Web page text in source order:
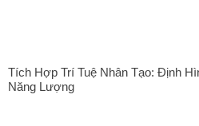
Tích Hợp Trí Tuệ Nhân Tạo: Định
Năng Lượng